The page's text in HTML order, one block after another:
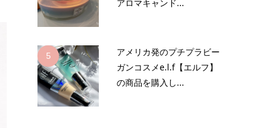
アロマキャンド...
5
アメリカ発のプチプラビー
ガンコスメe.l.f【エルフ】
の商品を購入し...